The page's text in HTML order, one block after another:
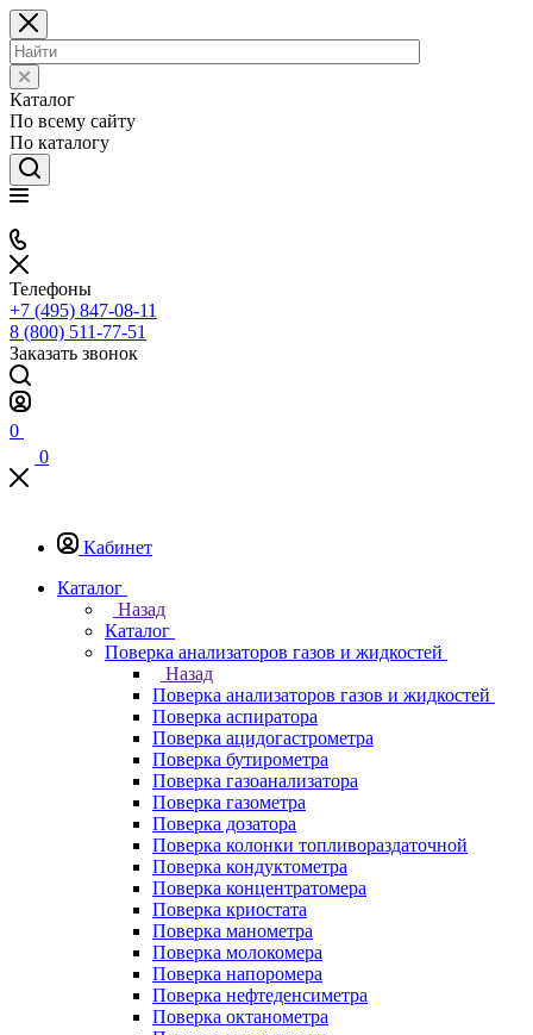
Каталог
По всему сайту
По каталогу
Телефоны
+7 (495) 847-08-11
8 (800) 511-77-51
Заказать звонок
0
0
Кабинет
Каталог
Назад
Каталог
Поверка анализаторов газов и жидкостей
Назад
Поверка анализаторов газов и жидкостей
Поверка аспиратора
Поверка ацидогастрометра
Поверка бутирометра
Поверка газоанализатора
Поверка газометра
Поверка дозатора
Поверка колонки топливораздаточной
Поверка кондуктометра
Поверка концентратомера
Поверка криостата
Поверка манометра
Поверка молокомера
Поверка напоромера
Поверка нефтеденсиметра
Поверка октанометра